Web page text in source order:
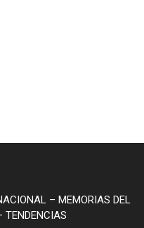
– MEMORIAS DEL
TENDENCIAS